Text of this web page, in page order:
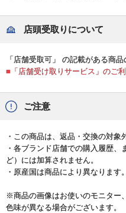
店頭受取りについて
「店舗受取可」 の記載がある商品
■「店舗受け取りサービス」のご
ご注意
・この商品は、返品・交換の対象
・各ブランド店舗での購入履歴
ど）には加算されません。
・原産国は商品により異なります。
※商品の画像はお使いのモニター
色味が異なる場合がございます。